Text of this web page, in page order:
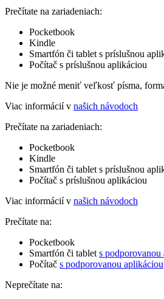
Prečítate na zariadeniach:
Pocketbook
Kindle
Smartfón či tablet s príslušnou
Počítač s príslušnou aplikáciou
Nie je možné meniť veľkosť písma,
Viac informácií v našich návodoch
Prečítate na zariadeniach:
Pocketbook
Kindle
Smartfón či tablet s príslušnou
Počítač s príslušnou aplikáciou
Viac informácií v našich návodoch
Prečítate na:
Pocketbook
Smartfón či tablet s podporovanou
Počítač s podporovanou aplikáciou
Neprečítate na: